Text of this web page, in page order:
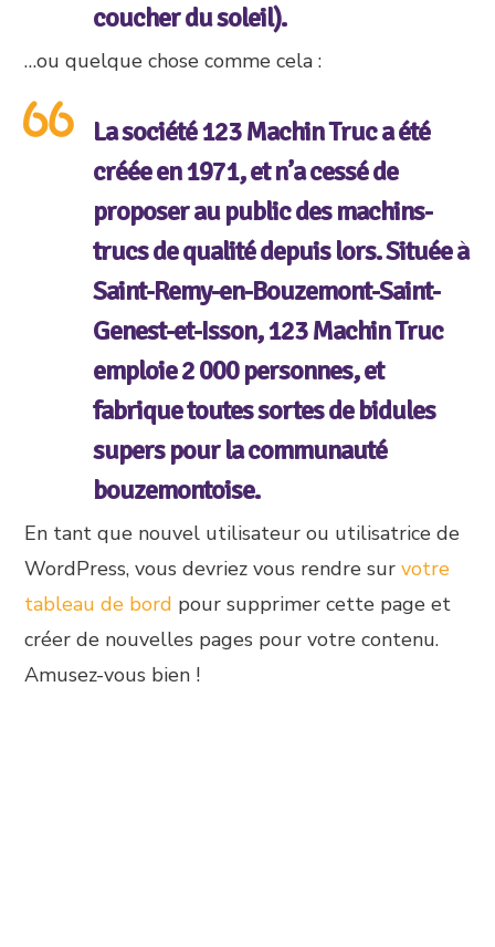
coucher du soleil).
…ou quelque chose comme cela :
La société 123 Machin Truc a été
créée en 1971, et n’a cessé de
proposer au public des machins-
trucs de qualité depuis lors. Située à
Saint-Remy-en-Bouzemont-Saint-
Genest-et-Isson, 123 Machin Truc
emploie 2 000 personnes, et
fabrique toutes sortes de bidules
supers pour la communauté
bouzemontoise.
En tant que nouvel utilisateur ou utilisatrice de
WordPress, vous devriez vous rendre survotre
tableau de bord pour supprimer cette page et
créer de nouvelles pages pour votre contenu.
Amusez-vous bien !